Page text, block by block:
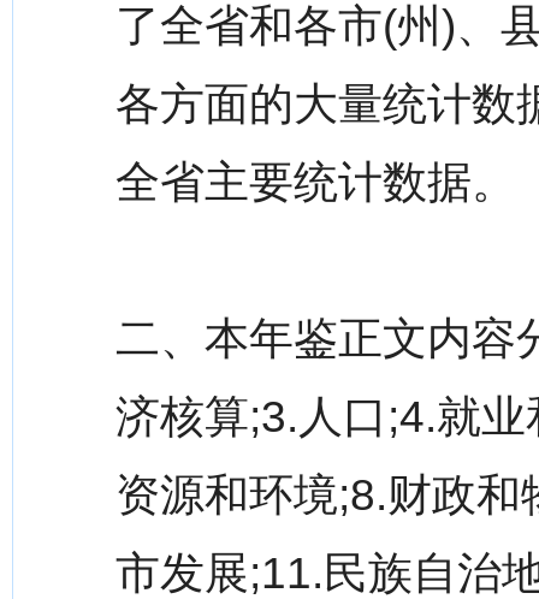
了全省和各市(州)、
各方面的大量统计数
全省主要统计数据。
二、本年鉴正文内容
济核算;3.人口;4.就
资源和环境;8.财政
市发展;11.民族自治